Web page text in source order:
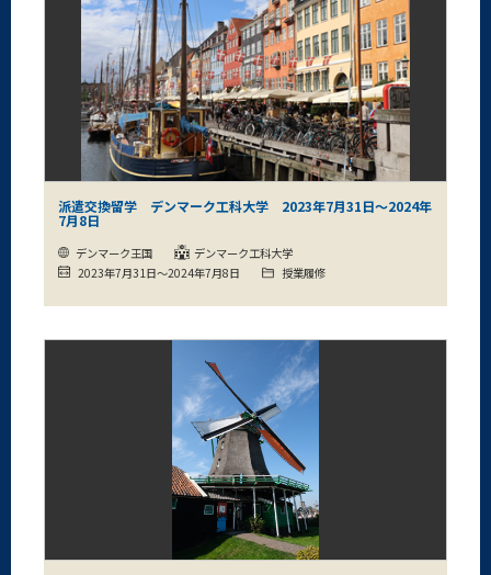
派遣交換留学 デンマーク工科大学 2023年7月31日～2024年
7月8日
デンマーク王国
デンマーク工科大学
2023年7月31日～2024年7月8日
授業履修